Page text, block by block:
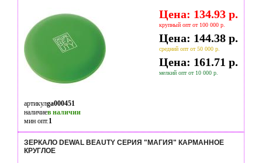
Цена: 134.93 р.
крупный опт от 100 000 р.
Цена: 144.38 р.
средний опт от 50 000 р.
Цена: 161.71 р.
мелкий опт от 10 000 р.
артикулga000451
наличиев наличии
мин опт.1
ЗЕРКАЛО DEWAL BEAUTY СЕРИЯ "МАГИЯ" КАРМАННОЕ
КРУГЛОЕ